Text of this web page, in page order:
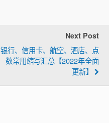
Next Post
银行、信用卡、航空、酒店、点
数常用缩写汇总【2022年全面
更新】